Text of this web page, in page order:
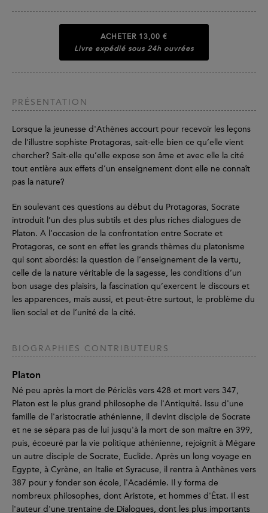
ACHETER 13,00 €
Livre expédié sous 24h ouvrées
PRÉSENTATION
Lorsque la jeunesse d'Athènes accourt pour recevoir les leçons
de l'illustre sophiste Protagoras, sait-elle bien ce qu’elle vient
chercher? Sait-elle qu’elle expose son âme et avec elle la cité
tout entière aux effets d’un enseignement dont elle ne connaît
pas la nature?
En soulevant ces questions au début du Protagoras, Socrate
introduit l’un des plus subtils et des plus riches dialogues de
Platon. A l’occasion de la confrontation entre Socrate et
Protagoras, ce sont en effet les grands thèmes du platonisme
qui sont abordés: la question de l’enseignement de la vertu,
celle de la nature véritable de la sagesse, les conditions d’un
bon usage des plaisirs, la fascination qu’exercent le discours et
les apparences, mais aussi, et peut-être surtout, le problème du
lien social et de l’unité de la cité.
BIOGRAPHIES CONTRIBUTEURS
Platon
Né peu après la mort de Périclès vers 428 et mort vers 347,
Platon est le plus grand philosophe de l'Antiquité. Issu d'une
famille de l'aristocratie athénienne, il devint disciple de Socrate
et ne se sépara pas de lui jusqu'à la mort de son maître en 399,
puis, écoeuré par la vie politique athénienne, rejoignit à Mégare
un autre disciple de Socrate, Euclide. Après un long voyage en
Egypte, à Cyrène, en Italie et Syracuse, il rentra à Anthènes vers
387 pour y fonder son école, l'Académie. Il y forma de
nombreux philosophes, dont Aristote, et hommes d'État. Il est
l'auteur d'une trentaine de Dialogues, dont les plus importants